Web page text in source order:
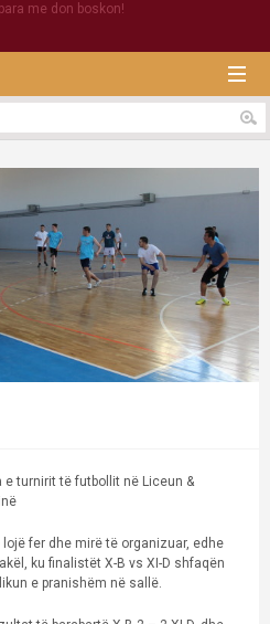
me don boskon!
turnirit të futbollit në Liceun &
fer dhe mirë të organizuar, edhe
ku finalistët X-B vs XI-D shfaqën
e pranishëm në sallë.